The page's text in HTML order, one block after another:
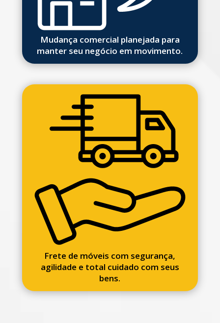
Mudança comercial planejada para
manter seu negócio em movimento.
Frete de móveis com segurança,
agilidade e total cuidado com seus
bens.